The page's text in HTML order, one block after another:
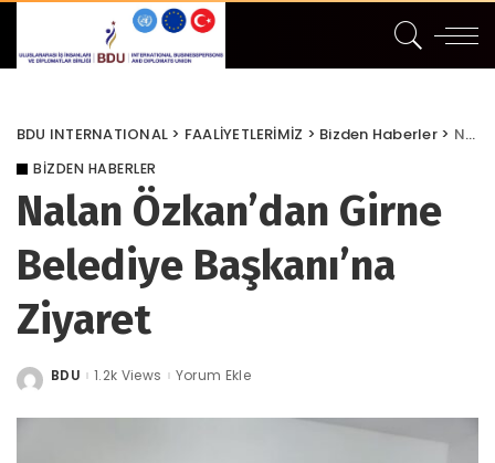
BDU INTERNATIONAL > FAALİYETLERİMİZ > Bizden Haberler> Nalan Özkan’dan Girne Belediye Başkanı’na Ziyaret
BIZDEN HABERLER
Nalan Özkan’dan Girne
Belediye Başkanı’na
Ziyaret
Posted
BDU 1.2k Views Yorum Ekle